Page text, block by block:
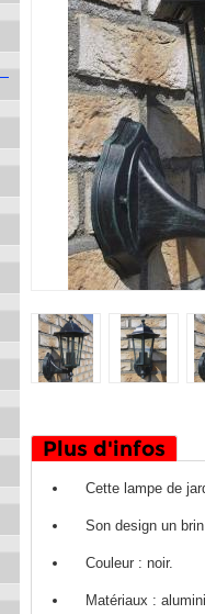
Plus d'infos
Cette lampe de
Son design un
Couleur : noir.
Matériaux :